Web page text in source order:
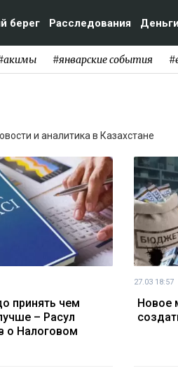
берег Расследования Деньги
#январские события
и аналитика в Казахстане
принять чем
– Расул
о Налоговом
27.03 18:57
Новое